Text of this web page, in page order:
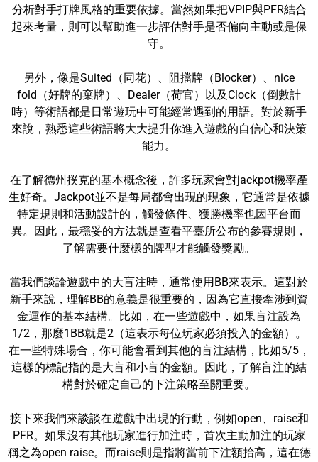
分析對手打牌風格的重要依據。當然如果把VPIP與PFR結合
起來考量，則可以幫助進一步評估對手是否偏向主動或是保
守。
另外，像是Suited（同花）、阻擋牌（Blocker）、nice
fold（好牌的棄牌）、Dealer（荷官）以及Clock（倒數計
時）等術語都是日常遊玩中可能經常遇到的用語。對於新手
來說，熟悉這些術語將大大提升你進入遊戲的自信心和決策
能力。
在了解德州撲克的基本概念後，許多玩家會對jackpot機率產
生好奇。Jackpot並不是每局都會出現的現象，它通常是依據
特定規則和活動設計的，觸發條件、獲勝機率也因平台而
異。因此，最穩妥的方法就是查看平臺所公布的參賽規則，
了解需要什麼樣的牌型才能觸發獎勵。
當我們談論遊戲中的大盲注時，通常使用BB來表示。這對於
新手來說，理解BB的意義是很重要的，因為它直接牽涉到資
金運作的基本結構。比如，在一些遊戲中，如果盲注設為
1/2，那麼1BB就是2（這表示每位玩家必須投入的金額）。
在一些特殊場合，你可能會看到其他的盲注結構，比如5/5，
這樣的標記指的是大盲和小盲的金額。因此，了解盲注的結
構對於確定自己的下注策略至關重要。
接下來我們來談談在遊戲中出現的行動，例如open、raise和
PFR。如果沒有其他玩家進行加注時，首次主動加注的玩家
稱之為open raise。而raise則是指將當前下注額抬高，這在德